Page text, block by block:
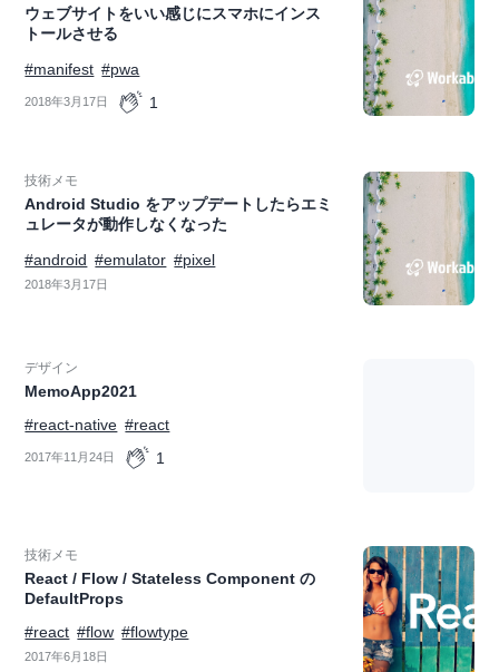
ウェブサイトをいい感じにスマホにインス
トールさせる
#manifest #pwa
2018年3月17日 1
技術メモ
Android Studio をアップデートしたらエミ
ュレータが動作しなくなった
#android #emulator #pixel
2018年3月17日
デザイン
MemoApp2021
#react-native #react
2017年11月24日 1
技術メモ
React / Flow / Stateless Component の
DefaultProps
#react #flow #flowtype
2017年6月18日